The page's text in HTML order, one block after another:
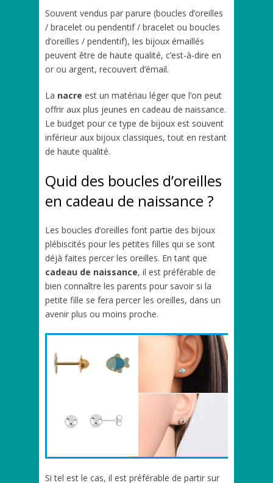
Souvent vendus par parure (boucles d’oreilles
/ bracelet ou pendentif / bracelet ou boucles
d’oreilles / pendentif), les bijoux émaillés
peuvent être de haute qualité, c’est-à-dire en
or ou argent, recouvert d’émail.
La nacre est un matériau léger que l’on peut
offrir aux plus jeunes en cadeau de naissance.
Le budget pour ce type de bijoux est souvent
inférieur aux bijoux classiques, tout en restant
de haute qualité.
Quid des boucles d’oreilles
en cadeau de naissance ?
Les boucles d’oreilles font partie des bijoux
plébiscités pour les petites filles qui se sont
déjà faites percer les oreilles. En tant que
cadeau de naissance, il est préférable de
bien connaître les parents pour savoir si la
petite fille se fera percer les oreilles, dans un
avenir plus ou moins proche.
Si tel est le cas, il est préférable de partir sur